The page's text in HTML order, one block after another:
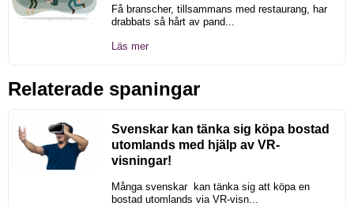
Få branscher, tillsammans med restaurang, har
drabbats så hårt av pand...
Läs mer
Relaterade spaningar
Svenskar kan tänka sig köpa bostad
utomlands med hjälp av VR-
visningar!
Många svenskar kan tänka sig att köpa en
bostad utomlands via VR-visn...